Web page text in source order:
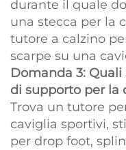
durante il quale
una stecca per la
tutore a calzino
scarpe su una
Domanda 3:
di supporto per la
Trova un tutore
caviglia sportivi,
per drop foot,